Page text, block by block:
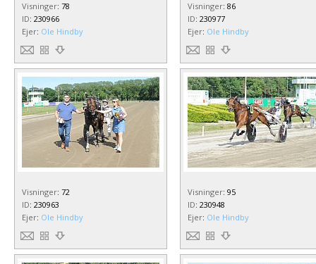
Visninger: 78
ID: 230966
Ejer: Ole Hindby
Visninger: 86
ID: 230977
Ejer: Ole Hindby
Visninger: 72
ID: 230963
Ejer: Ole Hindby
Visninger: 95
ID: 230948
Ejer: Ole Hindby